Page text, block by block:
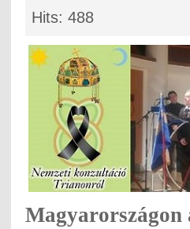
Hits: 488